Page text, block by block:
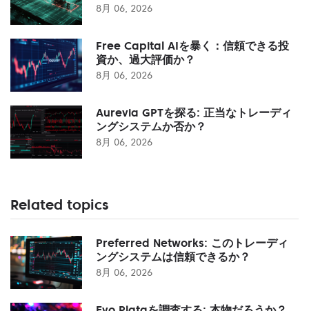
8月 06, 2026
Free Capital AIを暴く：信頼できる投
資か、過大評価か？
8月 06, 2026
Aurevia GPTを探る: 正当なトレーディ
ングシステムか否か？
8月 06, 2026
Related topics
Preferred Networks: このトレーディ
ングシステムは信頼できるか？
8月 06, 2026